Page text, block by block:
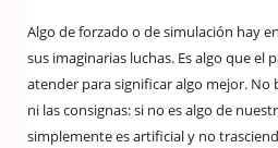
Algo de forzado o de simulación hay
sus imaginarias luchas. Es algo que el
atender para significar algo mejor. No
ni las consignas: si no es algo de
simplemente es artificial y no